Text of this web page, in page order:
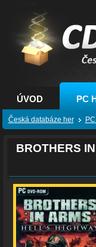
CDH.cz -
PS,
ÚVOD PC
Česká databáze her
BROTHERS